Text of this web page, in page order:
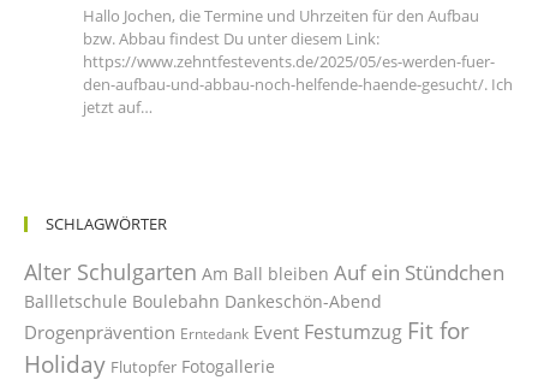
Hallo Jochen, die Termine und Uhrzeiten für den Aufbau
bzw. Abbau findest Du unter diesem Link:
https://www.zehntfestevents.de/2025/05/es-werden-fuer-
den-aufbau-und-abbau-noch-helfende-haende-gesucht/. Ich
jetzt auf…
SCHLAGWÖRTER
Alter Schulgarten Am Ball bleiben Auf ein Stündchen
Ballletschule Boulebahn Dankeschön-Abend
Drogenprävention Erntedank Event Festumzug Fit for
Holiday Flutopfer Fotogallerie